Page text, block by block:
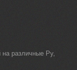
различные Ру,